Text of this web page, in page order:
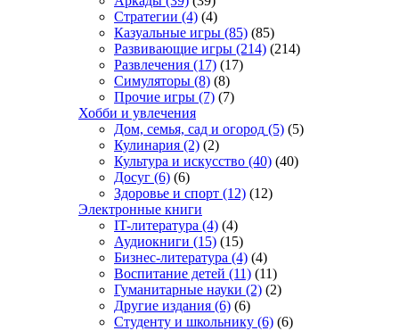
Стратегии (4) (4)
Казуальные игры (85) (85)
Развивающие игры (214) (214)
Развлечения (17) (17)
Симуляторы (8) (8)
Прочие игры (7) (7)
Хобби и увлечения
Дом, семья, сад и огород (5) (5)
Кулинария (2) (2)
Культура и искусство (40) (40)
Досуг (6) (6)
Здоровье и спорт (12) (12)
Электронные книги
IT-литература (4) (4)
Аудиокниги (15) (15)
Бизнес-литература (4) (4)
Воспитание детей (11) (11)
Гуманитарные науки (2) (2)
Другие издания (6) (6)
Студенту и школьнику (6) (6)